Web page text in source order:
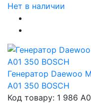
Нет в наличии
Генератор Daewoo
A01 350 BOSCH
Код товару: 1 986